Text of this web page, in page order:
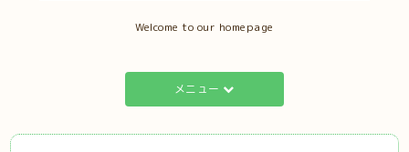
Welcome to our homepage
メニュー